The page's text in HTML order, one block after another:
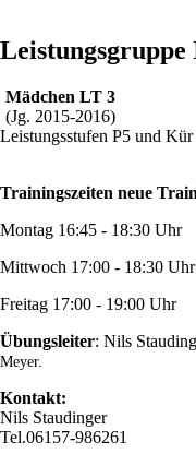
Mädchen LT 3
(Jg. 2015-2016)
Leistungsstufen P5 und Kür
Trainingszeiten neue
Montag 16:45 - 18:30 Uhr
Mittwoch 17:00 - 18:30 Uhr
Freitag 17:00 - 19:00 Uhr
Übungsleiter: Nils
Meyer.
Kontakt:
Nils Staudinger
Tel.06157-986261